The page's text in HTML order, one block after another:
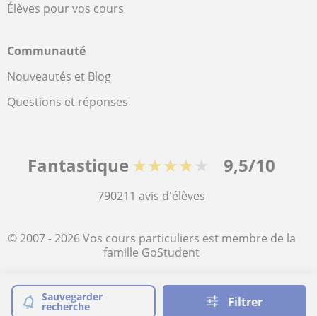
Sauvegarder
recherche Filtrer
Élèves pour vos cours
Communauté
Nouveautés et Blog
Questions et réponses
Fantastique ★★★★★ 9,5/10
790211 avis d'élèves
© 2007 - 2026 Vos cours particuliers est membre de la
famille GoStudent
Plan du site:Cours particuliers